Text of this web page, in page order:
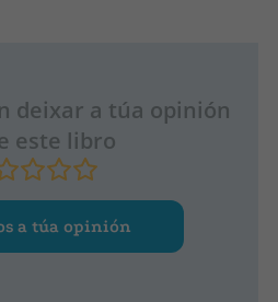
deixar a túa opinión
este libro
a túa opinión